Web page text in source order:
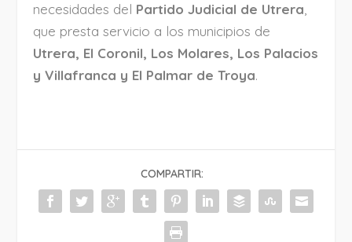
necesidades del Partido Judicial de Utrera
que presta servicio a los municipios de
Utrera, El Coronil, Los Molares, Los Palacios
y Villafranca y El Palmar de Troya.
COMPARTIR: